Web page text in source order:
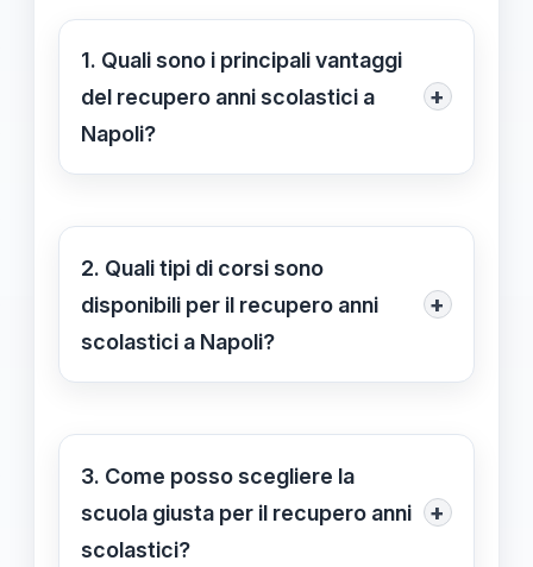
1. Quali sono i principali vantaggi
del recupero anni scolastici a
Napoli?
+
Il recupero anni scolastici a Napoli
percorso di studi in modo flessibile e
personalizzato, consentendo agli
studenti di recuperare le materie
2. Quali tipi di corsi sono
disponibili per il recupero anni
scolastici a Napoli?
+
A Napoli è possibile trovare corsi
online. Queste opzioni offrono una
grande flessibilità e consentono di
adattare il recupero alle esigenze
3. Come posso scegliere la
scuola giusta per il recupero anni
scolastici?
+